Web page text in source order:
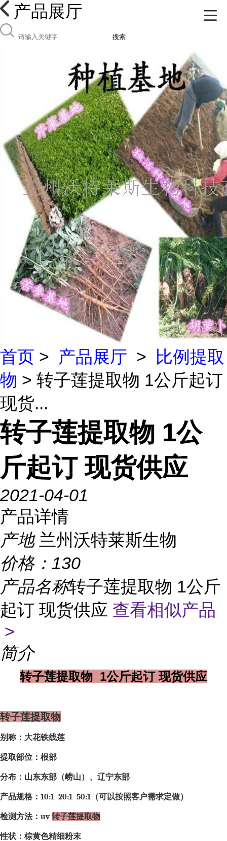
产品展厅
搜索
首页 > 产品展厅 >
比例提取
物 > 转子莲提取物 1公斤起订
现货...
转子莲提取物 1公
斤起订 现货供应
2021-04-01
产品详情
产地 兰州沃特莱斯生物
价格： 130
产品名称转子莲提取物 1公斤
起订 现货供应 查看相似产品
>
简介
转子莲提取物 1公斤起订 现货供应
转子莲提取物
别称：大花铁线莲
提取部位：根部
分布：山东东部（崂山）、辽宁东部
产品规格： 10:1 20:1 50:1 （可以按照客户需求定做）
检测方法： uv转子莲提取物
性状：棕黄色精细粉末